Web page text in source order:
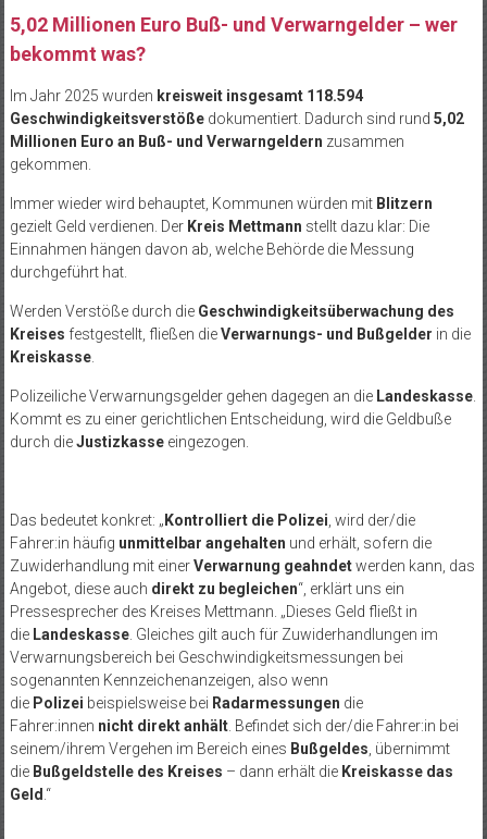
5,02 Millionen Euro Buß- und Verwarngelder – wer
bekommt was?
Im Jahr 2025 wurden kreisweit insgesamt 118.594
Geschwindigkeitsverstöße dokumentiert. Dadurch sind rund 5,02
Millionen Euro an Buß- und Verwarngeldern zusammen
gekommen.
Immer wieder wird behauptet, Kommunen würden mit Blitzern
gezielt Geld verdienen. Der Kreis Mettmann stellt dazu klar: Die
Einnahmen hängen davon ab, welche Behörde die Messung
durchgeführt hat.
Werden Verstöße durch die Geschwindigkeitsüberwachung des
Kreises festgestellt, fließen dieVerwarnungs- und Bußgelder in die
Kreiskasse.
Polizeiliche Verwarnungsgelder gehen dagegen an die Landeskasse.
Kommt es zu einer gerichtlichen Entscheidung, wird die Geldbuße
durch dieJustizkasseeingezogen.
Das bedeutet konkret: „ Kontrolliert die Polizei, wird der/die
Fahrer:in häufig unmittelbar angehalten und erhält, sofern die
Zuwiderhandlung mit einerVerwarnung geahndetwerden kann, das
Angebot, diese auch direkt zu begleichen“, erklärt uns ein
Pressesprecher des Kreises Mettmann. „Dieses Geld fließt in
die Landeskasse. Gleiches gilt auch für Zuwiderhandlungen im
Verwarnungsbereich bei Geschwindigkeitsmessungen bei
sogenannten Kennzeichenanzeigen, also wenn
die Polizei beispielsweise bei Radarmessungen die
Fahrer:innen nicht direkt anhält. Befindet sich der/die Fahrer:in bei
seinem/ihrem Vergehen im Bereich eines Bußgeldes, übernimmt
die Bußgeldstelle des Kreises – dann erhält die Kreiskasse das
Geld.“